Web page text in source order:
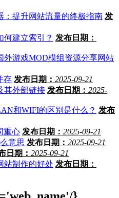
：提升网站流量的终极指南 发
何建立索引？ 发布日期：
外游戏MOD模组资源分享网站
存 发布日期： 2025-09-21
其外部链接 发布日期： 2025-
和WIFI的区别是什么？ 发布
重心 发布日期： 2025-09-21
意思 发布日期： 2025-09-21
日期： 2025-09-21
站制作的好处 发布日期：